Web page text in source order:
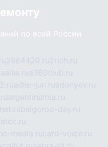
по всей России
2864420.ru2rich.ru
aalse.rua380club.ru
adler-jun.ruadonyev.ru
argentinamia.ru
belgorod-day.ru
media.rucard-voice.ru